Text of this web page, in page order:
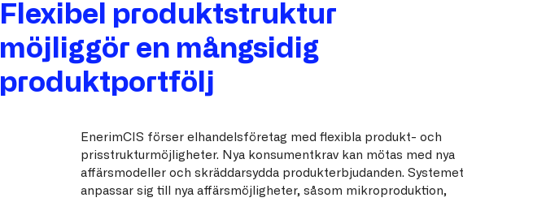
Flexibel produktstruktur
möjliggör en mångsidig
produktportfölj
EnerimCIS förser elhandelsföretag med flexibla produkt- och
prisstrukturmöjligheter. Nya konsumentkrav kan mötas med nya
affärsmodeller och skräddarsydda produkterbjudanden. Systemet
anpassar sig till nya affärsmöjligheter, såsom mikroproduktion,